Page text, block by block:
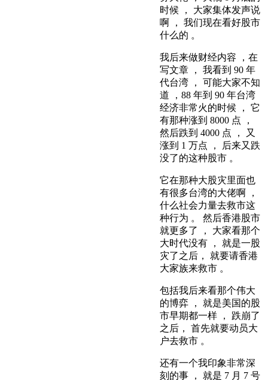
时候 ， 大家集体发声说
啊 ， 我们现在看好股市
什么的 。
我后来做财经内容 ，在
写文章 ， 我看到 90 年
代台湾 ， 可能大家不知
道 ，88 年到 90 年台湾
经济非常火的时候 ， 它
有那种涨到 8000 点 ，
然后跌到 4000 点 ， 又
涨到 1 万点 ， 后来又跌
没了的这种股市 。
它在那种大股灾里面也
有很多台湾的大佬啊 ，
什么社会力量去救市这
种行为 。 然后香港股市
就更多了 ， 大家看那个
大时代没有 ， 就是一股
灾了之后， 就要请香港
大家族来救市 。
包括我后来看那个伟大
的博弈 ， 就是美国的股
市早期都一样 ， 跌崩了
之后， 首先就要动员大
户去救市 。
还有一个我印象非常深
刻的事 ， 就是 7 月 7 号